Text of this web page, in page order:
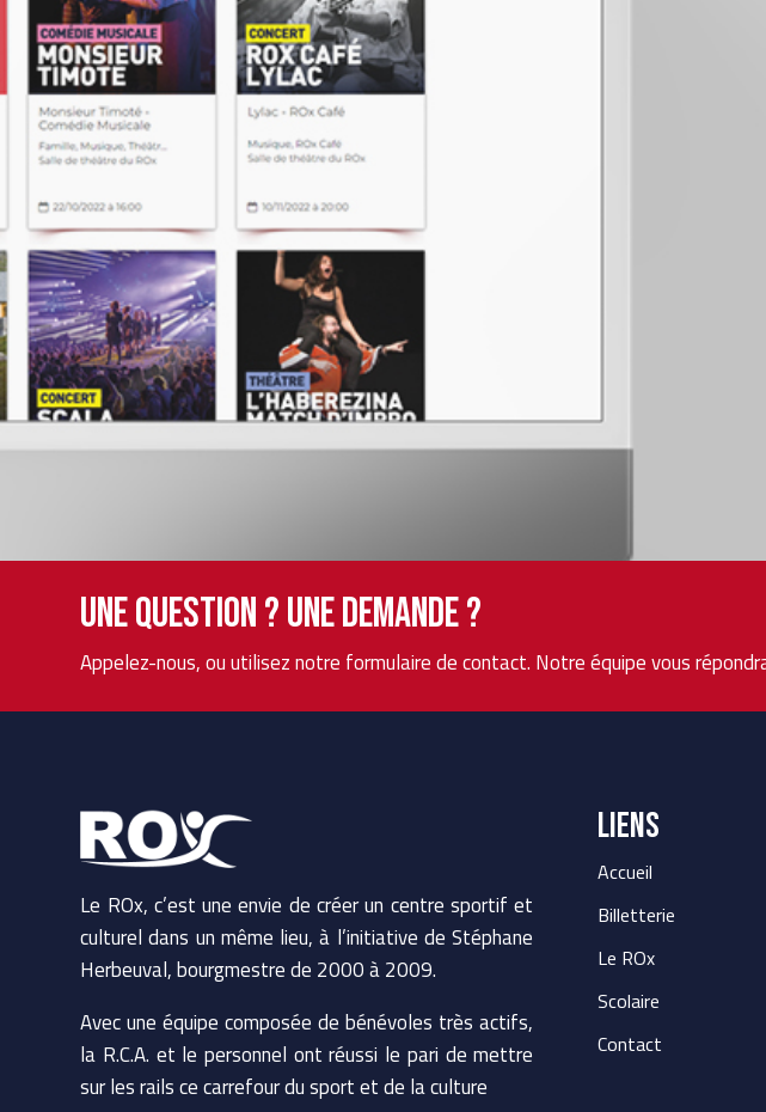
Une question ? Une demande ?
Appelez-nous, ou utilisez notre formulaire de contact. Notre équipe vous
Le ROx, c’est une envie de créer un centre sportif et
culturel dans un même lieu, à l’initiative de Stéphane
Herbeuval, bourgmestre de 2000 à 2009.
Avec une équipe composée de bénévoles très actifs,
la R.C.A. et le personnel ont réussi le pari de mettre
sur les rails ce carrefour du sport et de la culture
LIENS
Accueil
Billetterie
Le ROx
Scolaire
Contact